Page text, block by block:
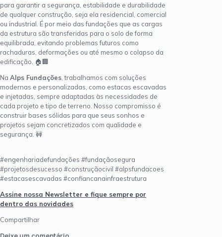
para garantir a segurança, estabilidade e durabilidade
de qualquer construção, seja ela residencial, comercial
ou industrial. É por meio das fundações que as cargas
da estrutura são transferidas para o solo de forma
equilibrada, evitando problemas futuros como
rachaduras, deformações ou até mesmo o colapso da
edificação. 🏠🏢
Na Alps Fundações , trabalhamos com soluções
modernas e personalizadas, como estacas escavadas
e injetadas, sempre adaptadas às necessidades de
cada projeto e tipo de terreno. Nosso compromisso é
construir bases sólidas para que seus sonhos e
projetos sejam concretizados com qualidade e
segurança. 🚧
#engenhariadefundações #fundaçãosegura
#projetosdesucesso #construçãocivil #alpsfundacoes
#estacasescavadas #confiancanainfraestrutura
Assine nossa Newsletter e fique sempre por
dentro das novidades
Compartilhar